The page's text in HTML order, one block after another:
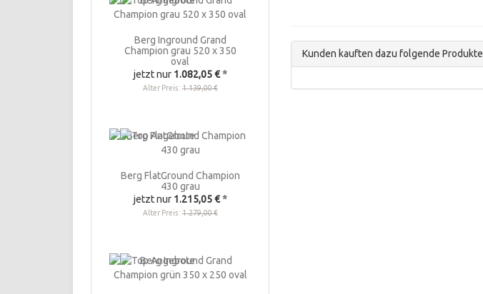
Kunden kauften dazu folgende Produkte
Berg Inground Grand
Champion grau 520 x 350
oval
jetzt nur 1.082,05 € *
Alter Preis:1.139,00 €
Berg FlatGround Champion
430 grau
jetzt nur 1.215,05 € *
Alter Preis:1.279,00 €